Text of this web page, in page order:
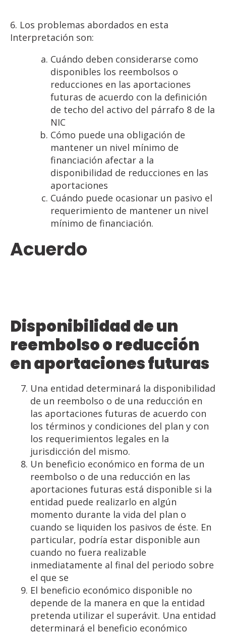
6. Los problemas abordados en esta
Interpretación son:
Cuándo deben considerarse como
disponibles los reembolsos o
reducciones en las aportaciones
futuras de acuerdo con la definición
de techo del activo del párrafo 8 de la
NIC
Cómo puede una obligación de
mantener un nivel mínimo de
financiación afectar a la
disponibilidad de reducciones en las
aportaciones
Cuándo puede ocasionar un pasivo el
requerimiento de mantener un nivel
mínimo de financiación.
Acuerdo
Disponibilidad de un
reembolso o reducción
en aportaciones futuras
Una entidad determinará la disponibilidad
de un reembolso o de una reducción en
las aportaciones futuras de acuerdo con
los términos y condiciones del plan y con
los requerimientos legales en la
jurisdicción del mismo.
Un beneficio económico en forma de un
reembolso o de una reducción en las
aportaciones futuras está disponible si la
entidad puede realizarlo en algún
momento durante la vida del plan o
cuando se liquiden los pasivos de éste. En
particular, podría estar disponible aun
cuando no fuera realizable
inmediatamente al final del periodo sobre
el que se
El beneficio económico disponible no
depende de la manera en que la entidad
pretenda utilizar el superávit. Una entidad
determinará el beneficio económico